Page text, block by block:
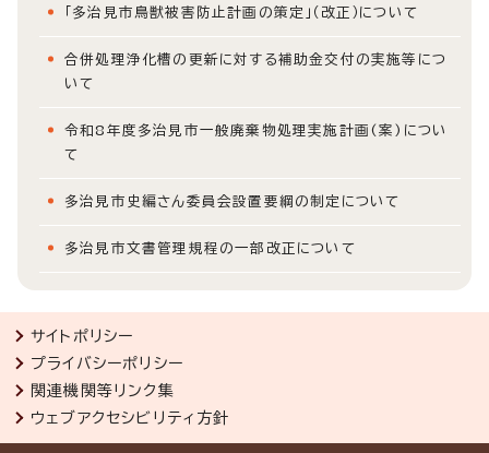
「多治見市鳥獣被害防止計画の策定」（改正）について
合併処理浄化槽の更新に対する補助金交付の実施等につ
いて
令和8年度多治見市一般廃棄物処理実施計画(案)につい
て
多治見市史編さん委員会設置要綱の制定について
多治見市文書管理規程の一部改正について
サイトポリシー
プライバシーポリシー
関連機関等リンク集
ウェブアクセシビリティ方針